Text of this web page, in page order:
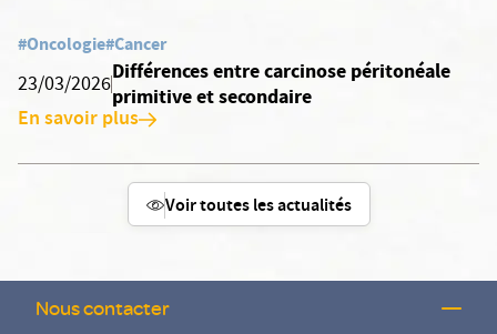
#Oncologie#Cancer
23/03/2026
Différences entre carcinose péritonéale
primitive et secondaire
En savoir plus
Voir toutes les actualités
Nous contacter